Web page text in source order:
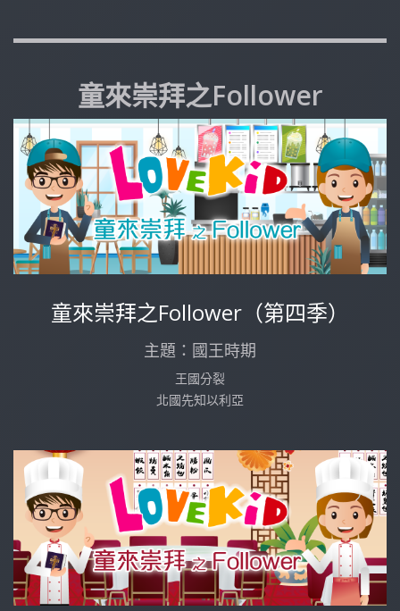
童來崇拜之Follower
童來崇拜之Follower（第四季）
主題：國王時期
王國分裂
北國先知以利亞